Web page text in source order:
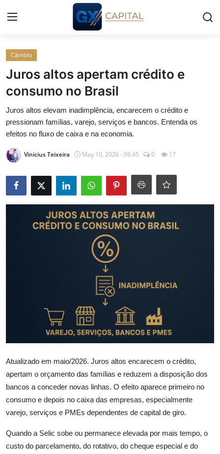
Entrar
Cursos
Simuladores
Wealth
Histórias
Contato
Câmbio
Investimentos
Seguro de Vida
Câmbio
Juros altos apertam crédito e
consumo no Brasil
Juros altos elevam inadimplência, encarecem o crédito e
pressionam famílias, varejo, serviços e bancos. Entenda os
efeitos no fluxo de caixa e na economia.
Vinicius Teixeira May 10, 2026 - 09:45 0 17
Atualizado em maio/2026. Juros altos encarecem o crédito,
apertam o orçamento das famílias e reduzem a disposição dos
bancos a conceder novas linhas. O efeito aparece primeiro no
consumo e depois no caixa das empresas, especialmente
varejo, serviços e PMEs dependentes de capital de giro.
Quando a Selic sobe ou permanece elevada por mais tempo, o
custo do parcelamento, do rotativo, do cheque especial e do